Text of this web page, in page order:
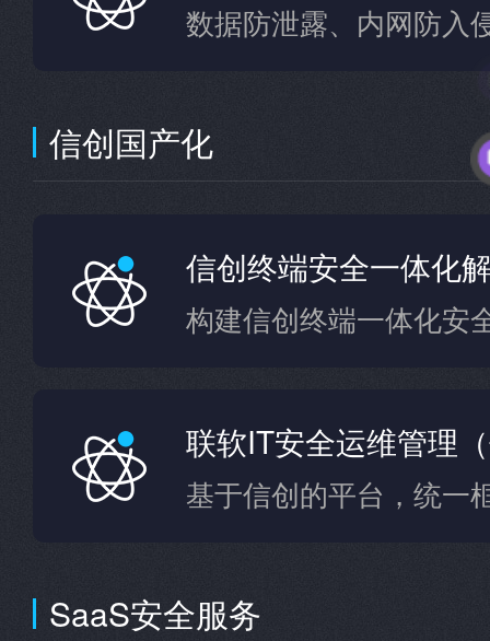
数据防泄露、内网防入
信创国产化
信创终端安全一体化
构建信创终端一体化安
联软IT安全运维管理
基于信创的平台，统一
SaaS安全服务